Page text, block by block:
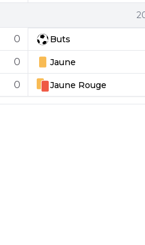
0 Buts
0 Jaune
0 Jaune Rouge